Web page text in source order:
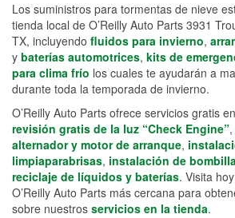
Los suministros para tormentas de nieve
tienda local de O’Reilly Auto Parts 3931
TX, incluyendo fluidos para invierno,
y baterías automotrices, kits de
para clima frío los cuales te ayudarán a
durante toda la temporada de invierno.
O’Reilly Auto Parts ofrece servicios gratis
revisión gratis de la luz “Check Engine”,
alternador y motor de arranque,
limpiaparabrisas, instalación de
reciclaje de líquidos y baterías. Visita
O’Reilly Auto Parts más cercana para
sobre nuestros servicios en la tienda.